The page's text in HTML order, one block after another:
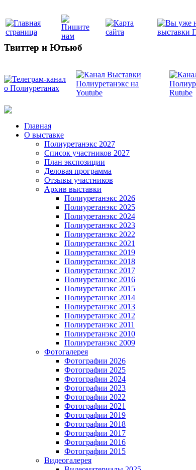
Твиттер и Ютьюб
Главная
О выставке
Полиуретанэкс 2027
Список участников 2027
План экспозиции
Деловая программа
Отзывы участников
Архив выставки
Полиуретанэкс 2026
Полиуретанэкс 2025
Полиуретанэкс 2024
Полиуретанэкс 2023
Полиуретанэкс 2022
Полиуретанэкс 2021
Полиуретанэкс 2019
Полиуретанэкс 2018
Полиуретанэкс 2017
Полиуретанэкс 2016
Полиуретанэкс 2015
Полиуретанэкс 2014
Полиуретанэкс 2013
Полиуретанэкс 2012
Полиуретанэкс 2011
Полиуретанэкс 2010
Полиуретанэкс 2009
Фотогалерея
Фотографии 2026
Фотографии 2025
Фотографии 2024
Фотографии 2023
Фотографии 2022
Фотографии 2021
Фотографии 2019
Фотографии 2018
Фотографии 2017
Фотографии 2016
Фотографии 2015
Видеогалерея